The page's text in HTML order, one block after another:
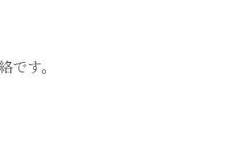
す。